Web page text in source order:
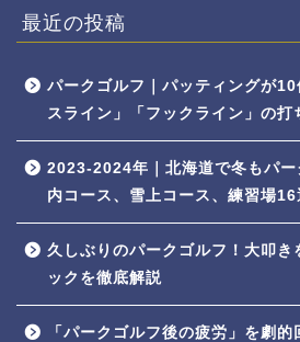
最近の投稿
パークゴルフ｜パッティングが
スライン」「フックライン」の打
2023-2024年｜北海道で冬もパー
内コース、雪上コース、練習場16
久しぶりのパークゴルフ！大叩き
ックを徹底解説
「パークゴルフ後の疲労」を劇